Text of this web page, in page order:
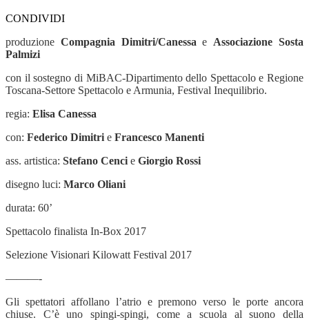
CONDIVIDI
produzione Compagnia Dimitri/Canessa e Associazione Sosta
Palmizi
con il sostegno di MiBAC-Dipartimento dello Spettacolo e Regione
Toscana-Settore Spettacolo e Armunia, Festival Inequilibrio.
regia: Elisa Canessa
con: Federico Dimitri e Francesco Manenti
ass. artistica: Stefano Cenci e Giorgio Rossi
disegno luci: Marco Oliani
durata: 60’
Spettacolo finalista In-Box 2017
Selezione Visionari Kilowatt Festival 2017
———-
Gli spettatori affollano l’atrio e premono verso le porte ancora
chiuse. C’è uno spingi-spingi, come a scuola al suono della